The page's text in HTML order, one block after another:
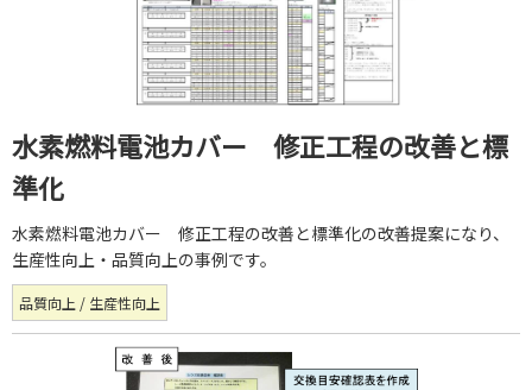
水素燃料電池カバー 修正工程の改善と標
準化
水素燃料電池カバー 修正工程の改善と標準化の改善提案になり、
生産性向上・品質向上の事例です。
品質向上 / 生産性向上